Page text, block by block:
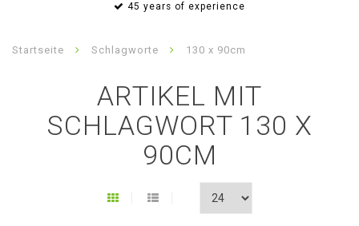
45 years of experience
Startseite Schlagworte 130 x 90cm
ARTIKEL MIT
SCHLAGWORT 130 X
90CM